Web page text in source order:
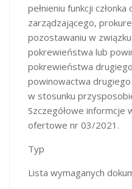
pełnieniu funkcji
zarządzającego,
pozostawaniu w
pokrewieństwa lub
pokrewieństwa
powinowactwa
w stosunku
Szczegółowe informcje
ofertowe nr 03/2021.
Typ
Lista wymaganych